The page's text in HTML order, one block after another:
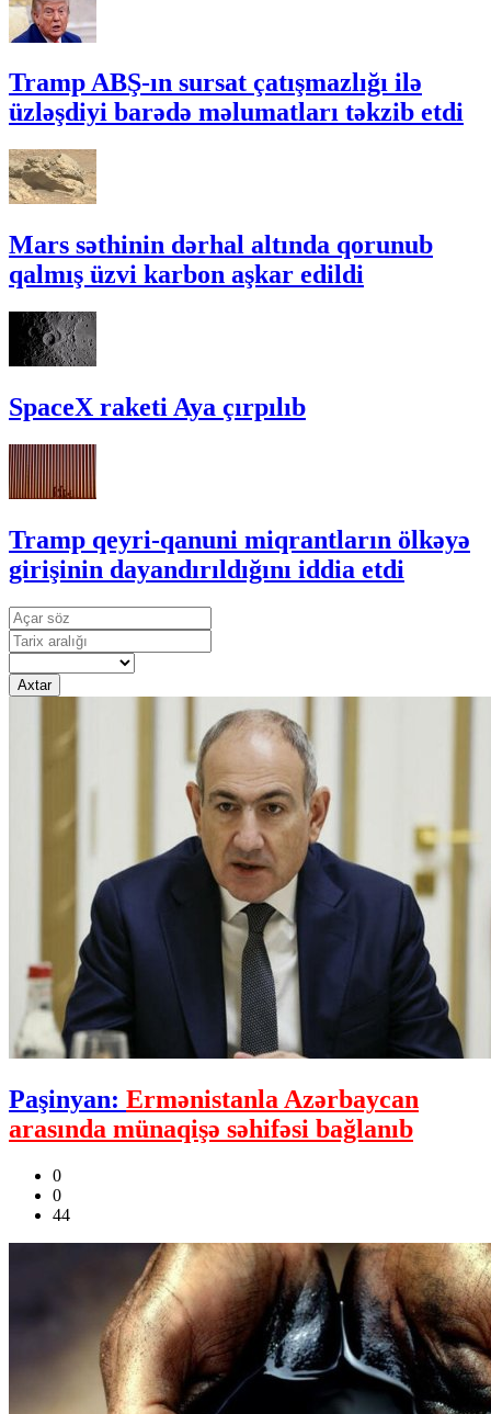
Tramp ABŞ-ın sursat çatışmazlığı ilə
üzləşdiyi barədə məlumatları təkzib etdi
Mars səthinin dərhal altında qorunub
qalmış üzvi karbon aşkar edildi
SpaceX raketi Aya çırpılıb
Tramp qeyri-qanuni miqrantların ölkəyə
girişinin dayandırıldığını iddia etdi
Axtar
Paşinyan: Ermənistanla Azərbaycan
arasında münaqişə səhifəsi bağlanıb
0
0
44